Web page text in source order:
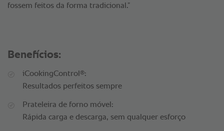
fossem feitos da forma tradicional.”
Benefícios:
iCookingControl ®:
Resultados perfeitos sempre
Prateleira de forno móvel:
Rápida carga e descarga, sem qualquer esforço